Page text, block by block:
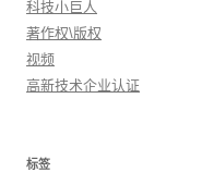
科技小巨人
著作权\版权
视频
高新技术企业认证
标签